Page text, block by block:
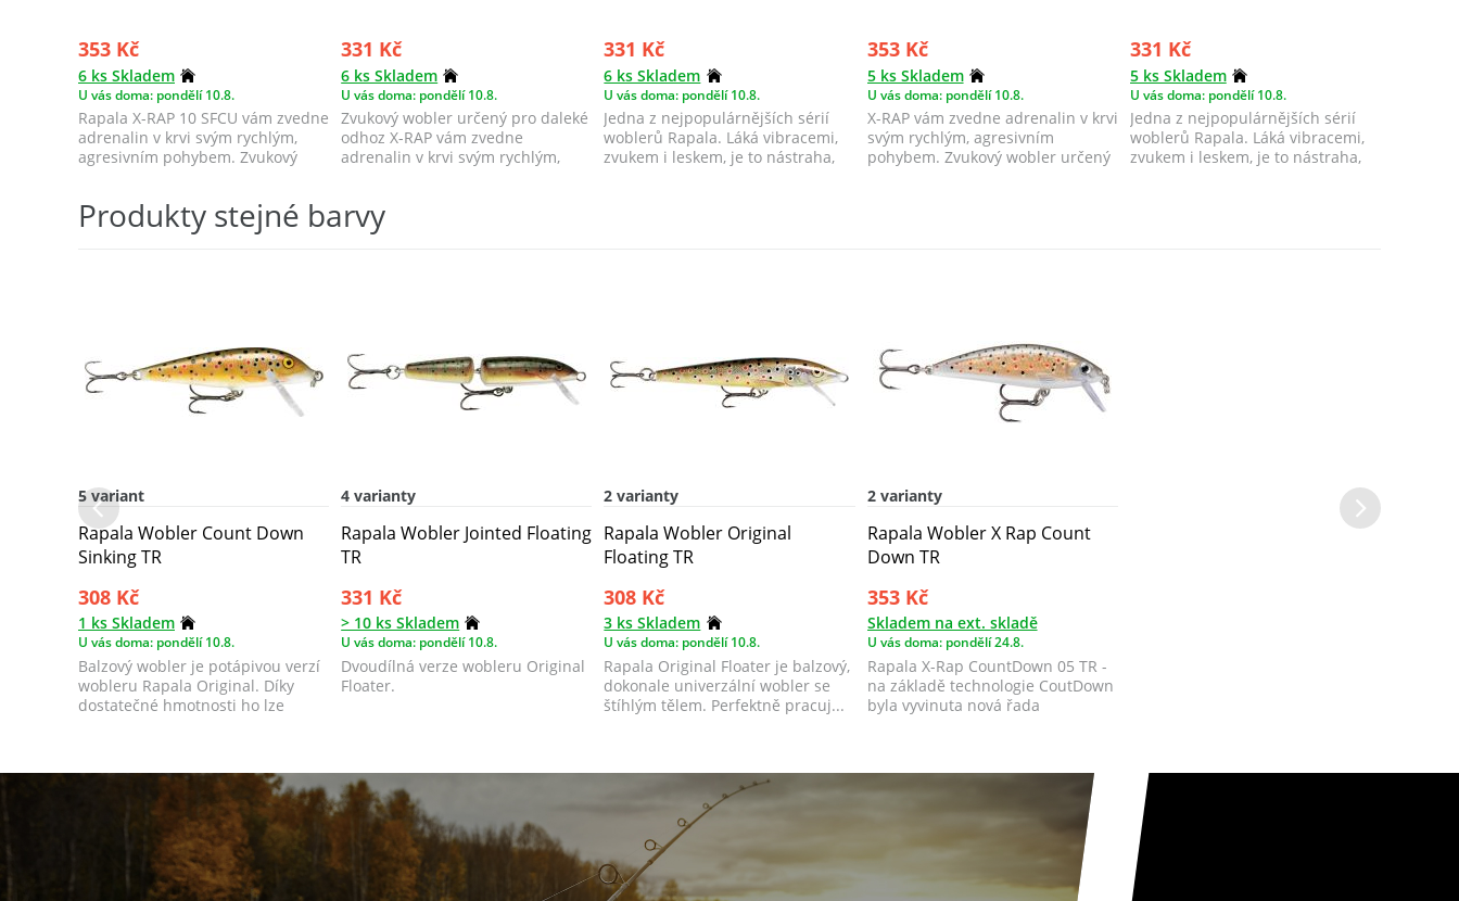
353 Kč
6 ks Skladem
U vás doma: pondělí 10.8.
Rapala X-RAP 10 SFCU vám zvedne
adrenalin v krvi svým rychlým,
agresivním pohybem. Zvukový
331 Kč
6 ks Skladem
U vás doma: pondělí 10.8.
Zvukový wobler určený pro daleké
odhoz X-RAP vám zvedne
adrenalin v krvi svým rychlým,
331 Kč
6 ks Skladem
U vás doma: pondělí 10.8.
Jedna z nejpopulárnějších sérií
woblerů Rapala. Láká vibracemi,
zvukem i leskem, je to nástraha,
353 Kč
5 ks Skladem
U vás doma: pondělí 10.8.
X-RAP vám zvedne adrenalin v krvi
svým rychlým, agresivním
pohybem. Zvukový wobler určený
331 Kč
5 ks Skladem
U vás doma: pondělí 10.8.
Jedna z nejpopulárnějších sérií
woblerů Rapala. Láká vibracemi,
zvukem i leskem, je to nástraha,
Produkty stejné barvy
5 variant
Rapala Wobler Count Down
Sinking TR
308 Kč
1 ks Skladem
U vás doma: pondělí 10.8.
Balzový wobler je potápivou verzí
wobleru Rapala Original. Díky
dostatečné hmotnosti ho lze
4 varianty
Rapala Wobler Jointed Floating
TR
331 Kč
> 10 ks Skladem
U vás doma: pondělí 10.8.
Dvoudílná verze wobleru Original
Floater.
2 varianty
Rapala Wobler Original
Floating TR
308 Kč
3 ks Skladem
U vás doma: pondělí 10.8.
Rapala Original Floater je balzový,
dokonale univerzální wobler se
štíhlým tělem. Perfektně pracuj...
2 varianty
Rapala Wobler X Rap Count
Down TR
353 Kč
Skladem na ext. skladě
U vás doma: pondělí 24.8.
Rapala X-Rap CountDown 05 TR -
na základě technologie CoutDown
byla vyvinuta nová řada